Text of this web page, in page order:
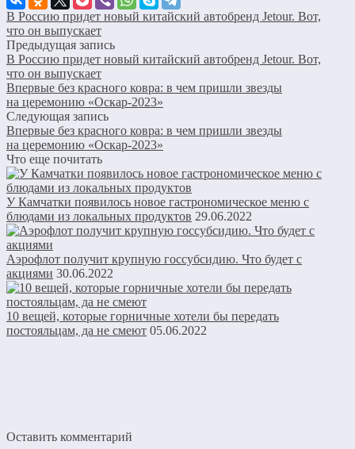
В Россию придет новый китайский автобренд Jetour. Вот,
что он выпускает
Предыдущая запись
В Россию придет новый китайский автобренд Jetour. Вот,
что он выпускает
Впервые без красного ковра: в чем пришли звезды
на церемонию «Оскар-2023»
Следующая запись
Впервые без красного ковра: в чем пришли звезды
на церемонию «Оскар-2023»
Что еще почитать
У Камчатки появилось новое гастрономическое меню с
блюдами из локальных продуктов 29.06.2022
Аэрофлот получит крупную госсубсидию. Что будет с
акциями 30.06.2022
10 вещей, которые горничные хотели бы передать
постояльцам, да не смеют 05.06.2022
Оставить комментарий